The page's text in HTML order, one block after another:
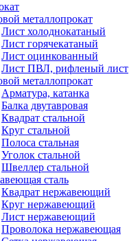
металлопрокат
Лист холоднокатаный
Лист горячекатаный
Лист оцинкованный
Лист ПВЛ, рифленый лист
металлопрокат
Арматура, катанка
Балка двутавровая
Квадрат стальной
Круг стальной
Полоса стальная
Уголок стальной
Швеллер стальной
сталь
Квадрат нержавеющий
Круг нержавеющий
Лист нержавеющий
Проволока нержавеющая